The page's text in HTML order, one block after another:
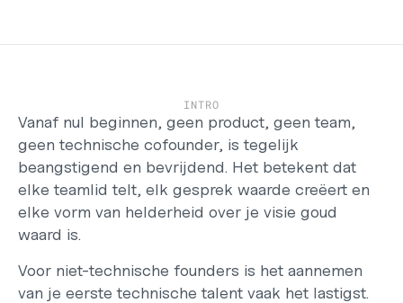
Changelog
Inloggen
Starten
INTRO
Vanaf nul beginnen, geen product, geen team,
geen technische cofounder, is tegelijk
beangstigend en bevrijdend. Het betekent dat
elke teamlid telt, elk gesprek waarde creëert en
elke vorm van helderheid over je visie goud
waard is.
Voor niet-technische founders is het aannemen
van je eerste technische talent vaak het lastigst.